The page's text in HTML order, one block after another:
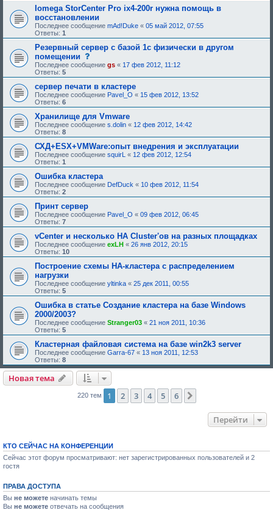
е
о
д
о
б
р
е
н
и
я
Iomega StorCenter Pro ix4-200r нужна помощь в
восстановлении
Последнее сообщение mAd!Duke « 05 май 2012, 07:55
Ответы: 1
Резервный сервер с базой 1с физически в другом
помещении
о
о
б
щ
е
н
и
е
,
т
р
е
б
у
е
е
б
н
и
Последнее сообщение gs « 17 фев 2012, 11:12
Ответы: 5
сервер печати в кластере
Последнее сообщение Pavel_O « 15 фев 2012, 13:52
Ответы: 6
Хранилище для Vmware
Последнее сообщение s.dolin « 12 фев 2012, 14:42
Ответы: 8
СХД+ESX+VMWare:опыт внедрения и эксплуатации
Последнее сообщение squirL « 12 фев 2012, 12:54
Ответы: 1
Ошибка кластера
Последнее сообщение DefDuck « 10 фев 2012, 11:54
Ответы: 2
Принт сервер
Последнее сообщение Pavel_O « 09 фев 2012, 06:45
Ответы: 7
vCenter и несколько HA Cluster'ов на разных площадках
Последнее сообщение exLH « 26 янв 2012, 20:15
Ответы: 10
Построение схемы HA-кластера с распределением
нагрузки
Последнее сообщение yltinka « 25 дек 2011, 00:55
Ответы: 5
Ошибка в статье Создание кластера на базе Windows
2000/2003?
Последнее сообщение Stranger03 « 21 ноя 2011, 10:36
Ответы: 5
Кластерная файловая система на базе win2k3 server
Последнее сообщение Garra-67 « 13 ноя 2011, 12:53
Ответы: 8
Новая тема
220 тем 1 2 3 4 5 6
Перейти
КТО СЕЙЧАС НА КОНФЕРЕНЦИИ
Сейчас этот форум просматривают: нет зарегистрированных пользователей и 2
гостя
ПРАВА ДОСТУПА
Вы не можете начинать темы
Вы не можете отвечать на сообщения